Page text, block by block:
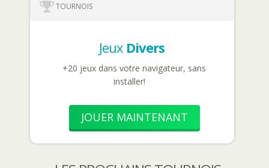
TOURNOIS
Jeux Divers
+20 jeux dans votre navigateur, sans
installer!
JOUER MAINTENANT